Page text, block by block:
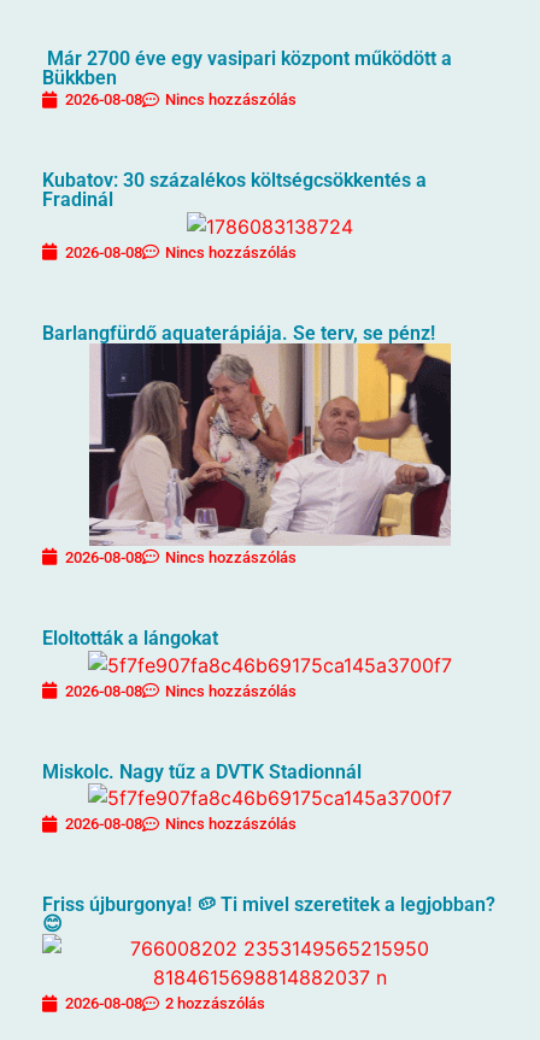
Már 2700 éve egy vasipari központ működött a
Bükkben
2026-08-08 Nincs hozzászólás
Kubatov: 30 százalékos költségcsökkentés a
Fradinál
2026-08-08 Nincs hozzászólás
Barlangfürdő aquaterápiája. Se terv, se pénz!
2026-08-08 Nincs hozzászólás
Eloltották a lángokat
2026-08-08 Nincs hozzászólás
Miskolc. Nagy tűz a DVTK Stadionnál
2026-08-08 Nincs hozzászólás
Friss újburgonya! 🥔 Ti mivel szeretitek a legjobban?
😊
2026-08-08 2 hozzászólás